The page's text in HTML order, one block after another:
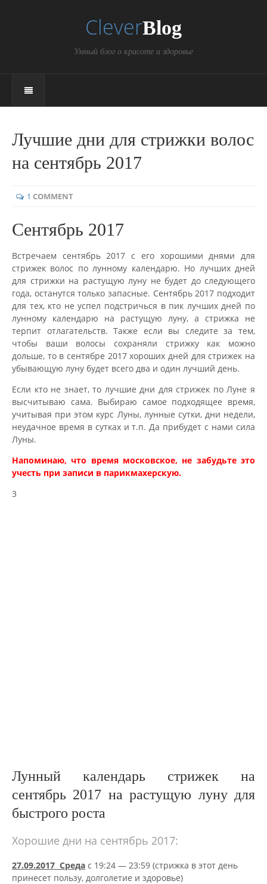
CleverBlog
Умный блог о красоте и здоровье
Лучшие дни для стрижки волос
на сентябрь 2017
1 COMMENT
Сентябрь 2017
Встречаем сентябрь 2017 с его хорошими днями для
стрижек волос по лунному календарю. Но лучших дней
для стрижки на растущую луну не будет до следующего
года, останутся только запасные. Сентябрь 2017 подходит
для тех, кто не успел подстричься в пик лучших дней по
лунному календарю на растущую луну, а стрижка не
терпит отлагательств. Также если вы следите за тем,
чтобы ваши волосы сохраняли стрижку как можно
дольше, то в сентябре 2017 хороших дней для стрижек на
убывающую луну будет всего два и один лучший день.
Если кто не знает, то лучшие дни для стрижек по Луне я
высчитываю сама. Выбираю самое подходящее время,
учитывая при этом курс Луны, лунные сутки, дни недели,
неудачное время в сутках и т.п. Да прибудет с нами сила
Луны.
Напоминаю, что время московское, не забудьте это
учесть при записи в парикмахерскую.
3
Лунный календарь стрижек на
сентябрь 2017 на растущую луну для
быстрого роста
Хорошие дни на сентябрь 2017:
27.09.2017 Среда с 19:24 — 23:59 (стрижка в этот день
принесет пользу, долголетие и здоровье)